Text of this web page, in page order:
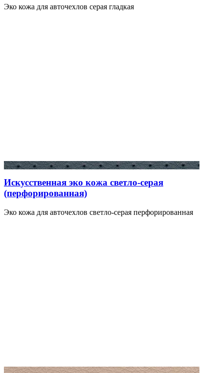
Эко кожа для авточехлов серая гладкая
Искусственная эко кожа светло-серая
(перфорированная)
Эко кожа для авточехлов светло-серая перфорированная